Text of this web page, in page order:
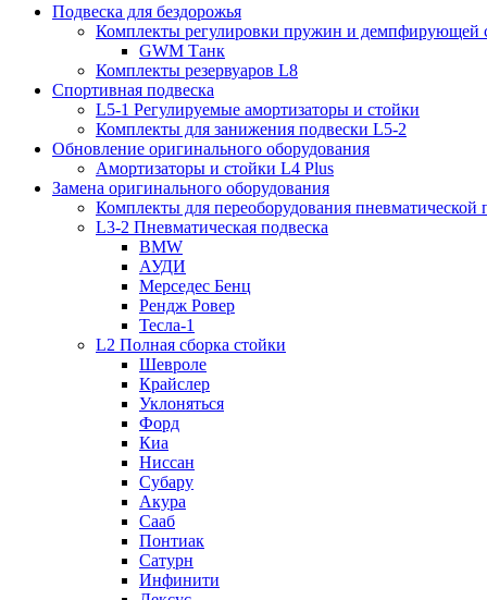
Подвеска для бездорожья
Комплекты регулировки пружин и демпфирующей
GWM Танк
Комплекты резервуаров L8
Спортивная подвеска
L5-1 Регулируемые амортизаторы и стойки
Комплекты для занижения подвески L5-2
Обновление оригинального оборудования
Амортизаторы и стойки L4 Plus
Замена оригинального оборудования
Комплекты для переоборудования
L3-2 Пневматическая подвеска
BMW
АУДИ
Мерседес Бенц
Рендж Ровер
Тесла-1
L2 Полная сборка стойки
Шевроле
Крайслер
Уклоняться
Форд
Киа
Ниссан
Субару
Акура
Сааб
Понтиак
Сатурн
Инфинити